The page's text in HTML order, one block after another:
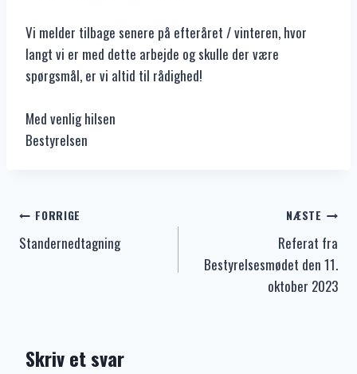
Vi melder tilbage senere på efteråret / vinteren, hvor
langt vi er med dette arbejde og skulle der være
spørgsmål, er vi altid til rådighed!
Med venlig hilsen
Bestyrelsen
Indlægsnavigation
FORRIGE
Standernedtagning
NÆSTE
Referat fra
Bestyrelsesmødet den 11.
oktober 2023
Skriv et svar